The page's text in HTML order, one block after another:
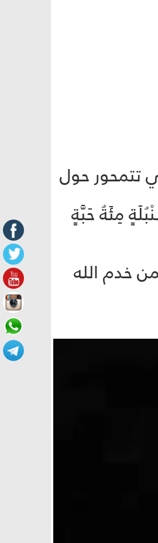
تتمحور حول
مِئَةُ حَبَّةٍ
خدم الله